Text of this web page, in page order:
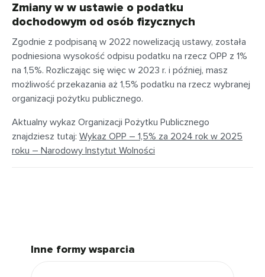
Zmiany w w ustawie o podatku
dochodowym od osób fizycznych
Zgodnie z podpisaną w 2022 nowelizacją ustawy, została
podniesiona wysokość odpisu podatku na rzecz OPP z 1%
na 1,5%. Rozliczając się więc w 2023 r. i później, masz
możliwość przekazania aż 1,5% podatku na rzecz wybranej
organizacji pożytku publicznego.
Aktualny wykaz Organizacji Pożytku Publicznego
znajdziesz tutaj: Wykaz OPP – 1,5% za 2024 rok w 2025
roku – Narodowy Instytut Wolności
Inne formy wsparcia